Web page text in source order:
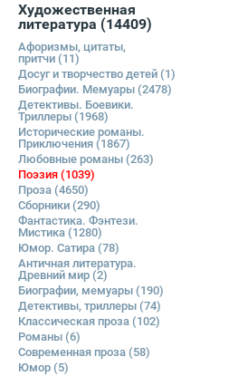
Художественная
литература (14409)
Афоризмы, цитаты,
притчи (11)
Досуг и творчество детей (1)
Биографии. Мемуары (2478)
Детективы. Боевики.
Триллеры (1968)
Исторические романы.
Приключения (1867)
Любовные романы (263)
Поэзия (1039)
Проза (4650)
Сборники (290)
Фантастика. Фэнтези.
Мистика (1280)
Юмор. Сатира (78)
Античная литература.
Древний мир (2)
Биографии, мемуары (190)
Детективы, триллеры (74)
Классическая проза (102)
Романы (6)
Современная проза (58)
Юмор (5)